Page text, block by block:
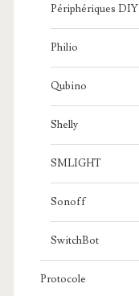
Périphériques DIY
Philio
Qubino
Shelly
SMLIGHT
Sonoff
SwitchBot
Protocole